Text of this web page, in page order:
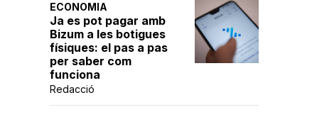
ECONOMIA
Ja es pot pagar amb
Bizum a les botigues
físiques: el pas a pas
per saber com
funciona
Redacció